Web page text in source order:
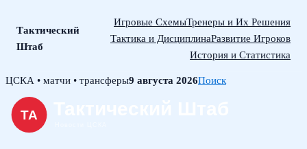
Тактический
Штаб
Игровые СхемыТренеры и Их Решения
Тактика и ДисциплинаРазвитие Игроков
История и Статистика
Skip
content
ЦСКА • матчи • трансферы9 августа 2026Поиск